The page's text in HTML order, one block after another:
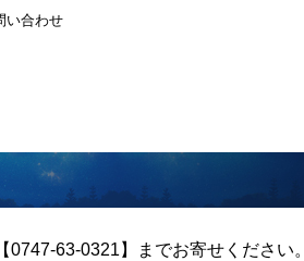
い合わせ
63-0321】までお寄せください。